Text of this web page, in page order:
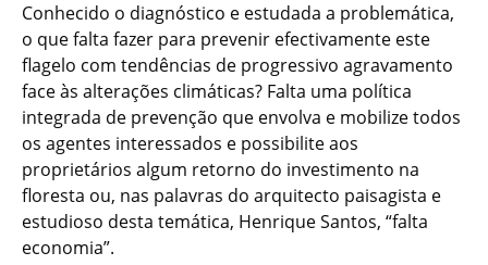
Conhecido o diagnóstico e estudada a problemática,
o que falta fazer para prevenir efectivamente este
flagelo com tendências de progressivo agravamento
face às alterações climáticas? Falta uma política
integrada de prevenção que envolva e mobilize todos
os agentes interessados e possibilite aos
proprietários algum retorno do investimento na
floresta ou, nas palavras do arquitecto paisagista e
estudioso desta temática, Henrique Santos, “falta
economia”.